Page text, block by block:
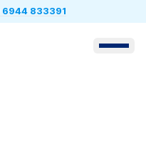
833391